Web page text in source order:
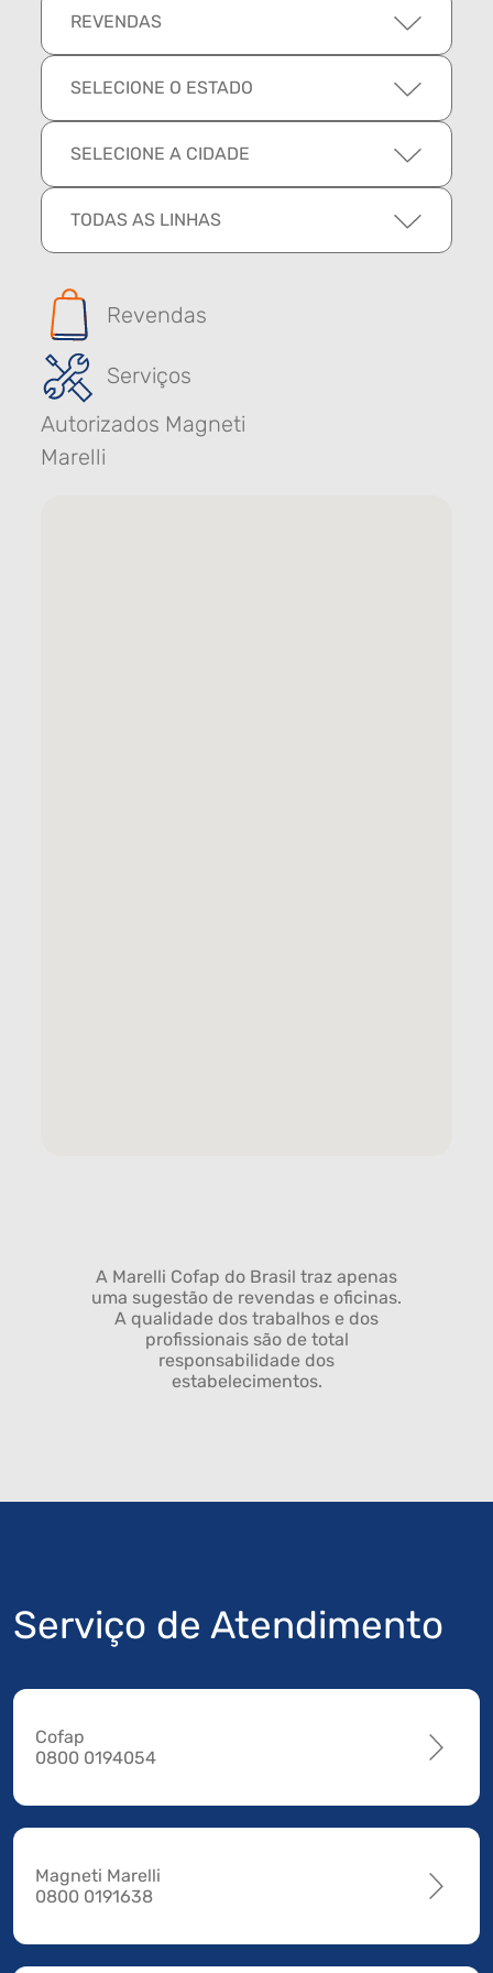
REVENDAS
SELECIONE O ESTADO
SELECIONE A CIDADE
TODAS AS LINHAS
Revendas
Serviços
Autorizados Magneti
Marelli
A Marelli Cofap do Brasil traz apenas
uma sugestão de revendas e oficinas.
A qualidade dos trabalhos e dos
profissionais são de total
responsabilidade dos
estabelecimentos.
Serviço de Atendimento
Cofap
0800 0194054
Magneti Marelli
0800 0191638